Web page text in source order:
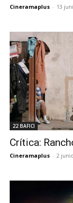
Cineramaplus - 13
22 BAFICI
Crítica:
Cineramaplus - 2